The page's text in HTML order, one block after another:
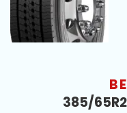
385/